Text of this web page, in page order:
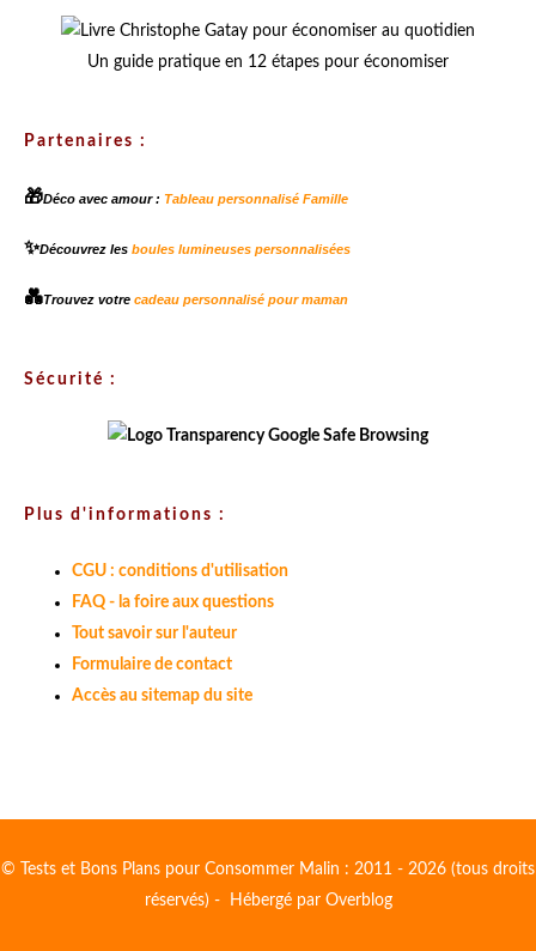
Un guide pratique en 12 étapes pour économiser
Partenaires :
🎁Déco avec amour : Tableau personnalisé Famille
✨Découvrez les boules lumineuses personnalisées
💑Trouvez votre cadeau personnalisé pour maman
Sécurité :
Plus d'informations :
CGU : conditions d'utilisation
FAQ - la foire aux questions
Tout savoir sur l'auteur
Formulaire de contact
Accès au sitemap du site
© Tests et Bons Plans pour Consommer Malin : 2011 - 2026 (tous droits
réservés) - Hébergé par Overblog